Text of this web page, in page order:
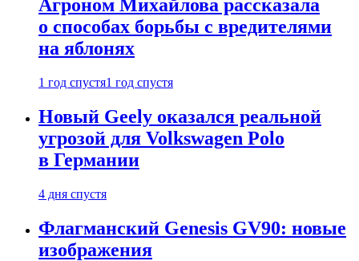
Агроном Михайлова рассказала
о способах борьбы с вредителями
на яблонях
1 год спустя1 год спустя
Новый Geely оказался реальной
угрозой для Volkswagen Polo
в Германии
4 дня спустя
Флагманский Genesis GV90: новые
изображения